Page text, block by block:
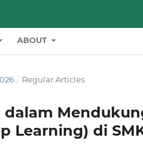
ABOUT
/ Regular Articles
Learning) di